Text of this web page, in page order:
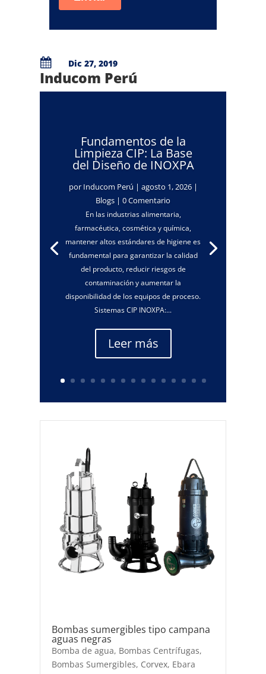
 Dic 27, 2019
Inducom Perú
Fundamentos de la
Limpieza CIP: La Base
del Diseño de INOXPA
por Inducom Perú | agosto 1, 2026|
Blogs | 0 Comentario
En las industrias alimentaria,
farmacéutica, cosmética y química,
mantener altos estándares de higiene es
fundamental para garantizar la calidad
del producto, reducir riesgos de
contaminación y aumentar la
disponibilidad de los equipos de proceso.
Sistemas CIP INOXPA:...
Leer más
Bombas sumergibles tipo campana
aguas negras
Bomba de agua, Bombas Centrífugas,
Bombas Sumergibles, Corvex, Ebara